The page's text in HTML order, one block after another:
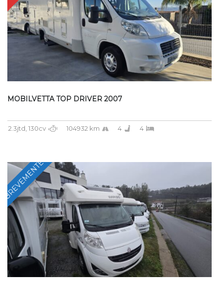
MOBILVETTA TOP DRIVER 2007
2.3jtd, 130cv 104932 km 4 4
BREVEMENTE